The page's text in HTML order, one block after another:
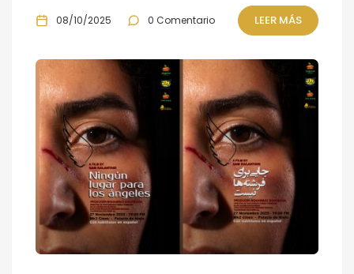
08/10/2025 0 Comentario LEER MÁS